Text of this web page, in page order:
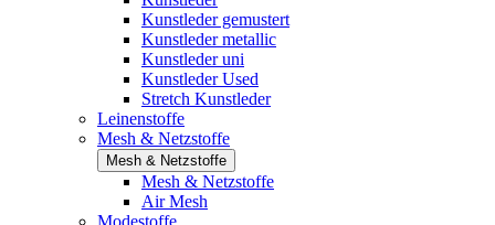
Kunstleder gemustert
Kunstleder metallic
Kunstleder uni
Kunstleder Used
Stretch Kunstleder
Leinenstoffe
Mesh & Netzstoffe
Mesh & Netzstoffe
Mesh & Netzstoffe
Air Mesh
Modestoffe